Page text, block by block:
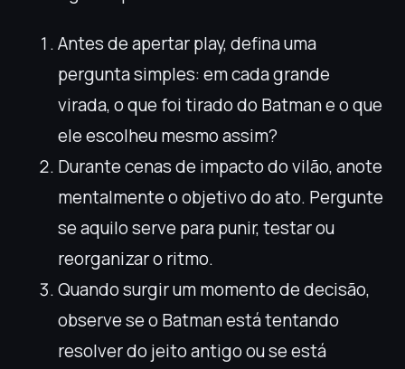
Antes de apertar play, defina uma
pergunta simples: em cada grande
virada, o que foi tirado do Batman e o que
ele escolheu mesmo assim?
Durante cenas de impacto do vilão, anote
mentalmente o objetivo do ato. Pergunte
se aquilo serve para punir, testar ou
reorganizar o ritmo.
Quando surgir um momento de decisão,
observe se o Batman está tentando
resolver do jeito antigo ou se está